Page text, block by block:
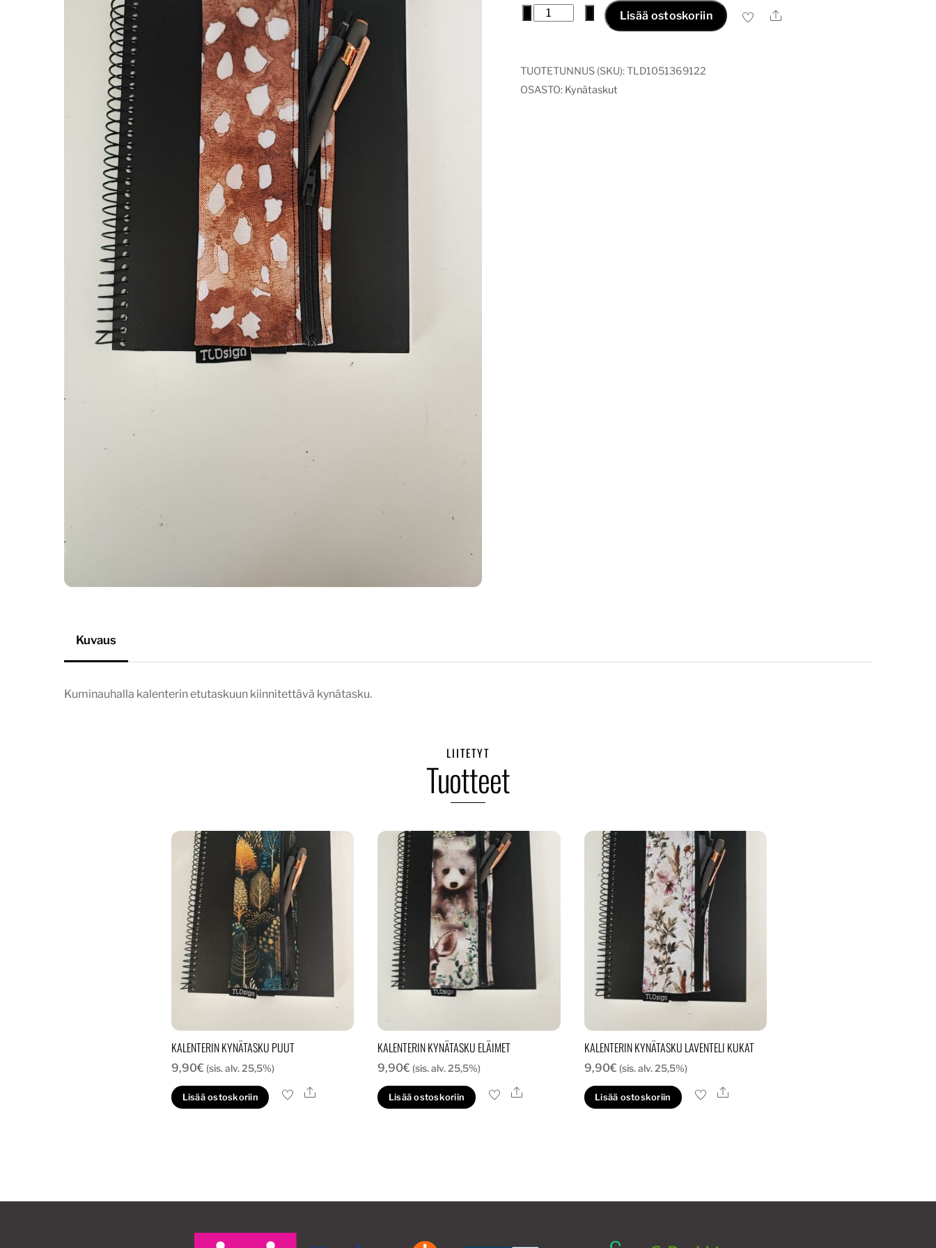
Kalenterin
määrä
Lisää ostoskoriin Ale
TUOTETUNNUS (SKU):TLD1051369122
OSASTO: Kynätaskut
Kuvaus
Kuminauhalla kalenterin etutaskuun kiinnitettävä kynätasku.
LIITETYT
Tuotteet
KALENTERIN KYNÄTASKU PUUT
9,90€ (sis. alv. 25,5%)
Lisää ostoskoriin Ale
KALENTERIN KYNÄTASKU ELÄIMET
9,90€ (sis. alv. 25,5%)
Lisää ostoskoriin Ale
KALENTERIN KYNÄTASKU LAVENTELI KUKAT
9,90€ (sis. alv. 25,5%)
Lisää ostoskoriin Ale